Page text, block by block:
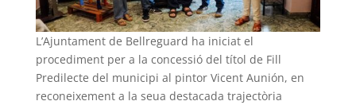
L’Ajuntament de Bellreguard ha iniciat el
procediment per a la concessió del títol de Fill
Predilecte del municipi al pintor Vicent Aunión, en
reconeixement a la seua destacada trajectòria